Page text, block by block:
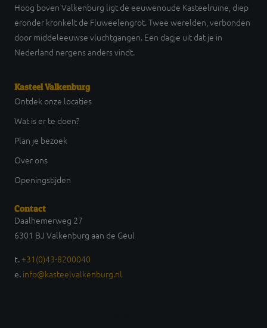
Hoog boven Valkenburg ligt de eeuwenoude Kasteelruïne, diep
eronder kronkelt de Fluweelengrot. Twee werelden, verbonden
door middeleeuwse vluchtgangen. Een dagje uit dat je in
Nederland nergens anders vindt.
Kasteel Valkenburg
Ontdek onze locaties
Wat is er te doen?
Plan je bezoek
Over ons
Openingstijden
Contact
Daalhemerweg 27
6301 BJ Valkenburg aan de Geul
t. +31(0)43-8200040
e. info@kasteelvalkenburg.nl